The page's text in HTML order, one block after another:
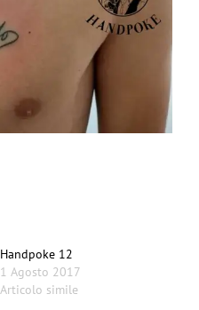
Handpoke 12
1 Agosto 2017
Articolo simile